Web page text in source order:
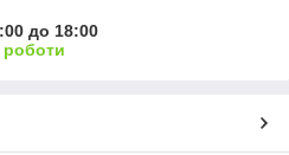
до 18:00
роботи